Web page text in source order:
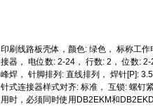
印刷线路板壳体，颜色: 绿色， 标称工
接器， 电位数: 2-24， 行数: 2， 位数:
峰焊， 针脚排列: 直线排列， 焊针[P]:
针式连接器样式对齐: 标准， 互锁: 螺钉
用时，必须同时使用DB2EKM和